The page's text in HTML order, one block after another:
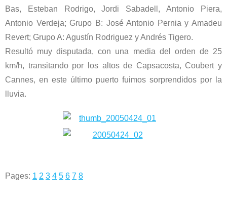
Bas, Esteban Rodrigo, Jordi Sabadell, Antonio Piera,
Antonio Verdeja; Grupo B: José Antonio Pernia y Amadeu
Revert; Grupo A: Agustín Rodriguez y Andrés Tigero.
Resultó muy disputada, con una media del orden de 25
km/h, transitando por los altos de Capsacosta, Coubert y
Cannes, en este último puerto fuimos sorprendidos por la
lluvia.
Pages: 1 2 3 4 5 6 7 8